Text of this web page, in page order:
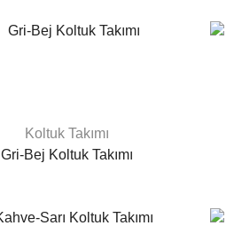
Koltuk Takımı
Gri-Bej Koltuk Takımı